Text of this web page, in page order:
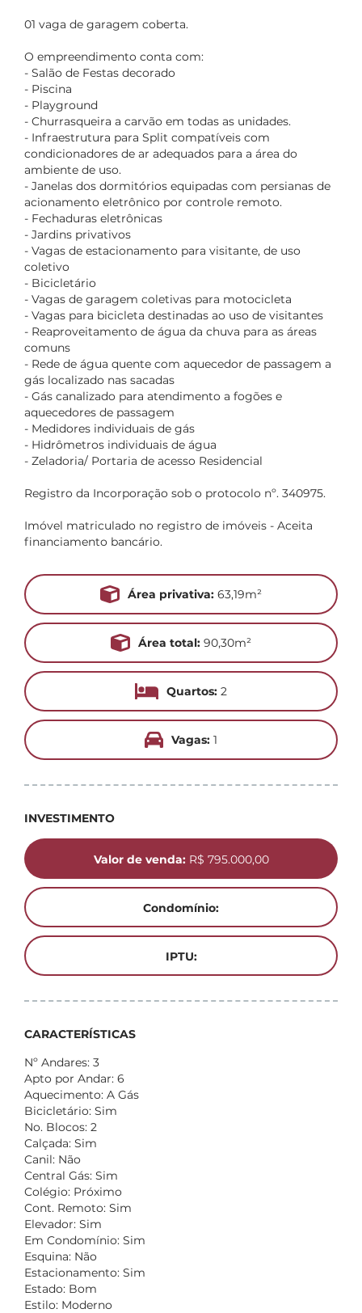
01 vaga de garagem coberta.
O empreendimento conta com:
- Salão de Festas decorado
- Piscina
- Playground
- Churrasqueira a carvão em todas as unidades.
- Infraestrutura para Split compatíveis com
condicionadores de ar adequados para a área do
ambiente de uso.
- Janelas dos dormitórios equipadas com persianas de
acionamento eletrônico por controle remoto.
- Fechaduras eletrônicas
- Jardins privativos
- Vagas de estacionamento para visitante, de uso
coletivo
- Bicicletário
- Vagas de garagem coletivas para motocicleta
- Vagas para bicicleta destinadas ao uso de visitantes
- Reaproveitamento de água da chuva para as áreas
comuns
- Rede de água quente com aquecedor de passagem a
gás localizado nas sacadas
- Gás canalizado para atendimento a fogões e
aquecedores de passagem
- Medidores individuais de gás
- Hidrômetros individuais de água
- Zeladoria/ Portaria de acesso Residencial
Registro da Incorporação sob o protocolo nº. 340975.
Imóvel matriculado no registro de imóveis - Aceita
financiamento bancário.
Área privativa:63,19m²
Área total:90,30m²
Quartos:2
Vagas: 1
INVESTIMENTO
Valor de venda:R$ 795.000,00
Condomínio:
IPTU:
CARACTERÍSTICAS
Nº Andares: 3
Apto por Andar: 6
Aquecimento: A Gás
Bicicletário: Sim
No. Blocos: 2
Calçada: Sim
Canil: Não
Central Gás: Sim
Colégio: Próximo
Cont. Remoto: Sim
Elevador: Sim
Em Condomínio: Sim
Esquina: Não
Estacionamento: Sim
Estado: Bom
Estilo: Moderno